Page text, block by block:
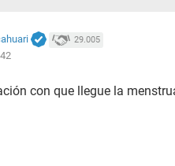
29.005
con que llegue la